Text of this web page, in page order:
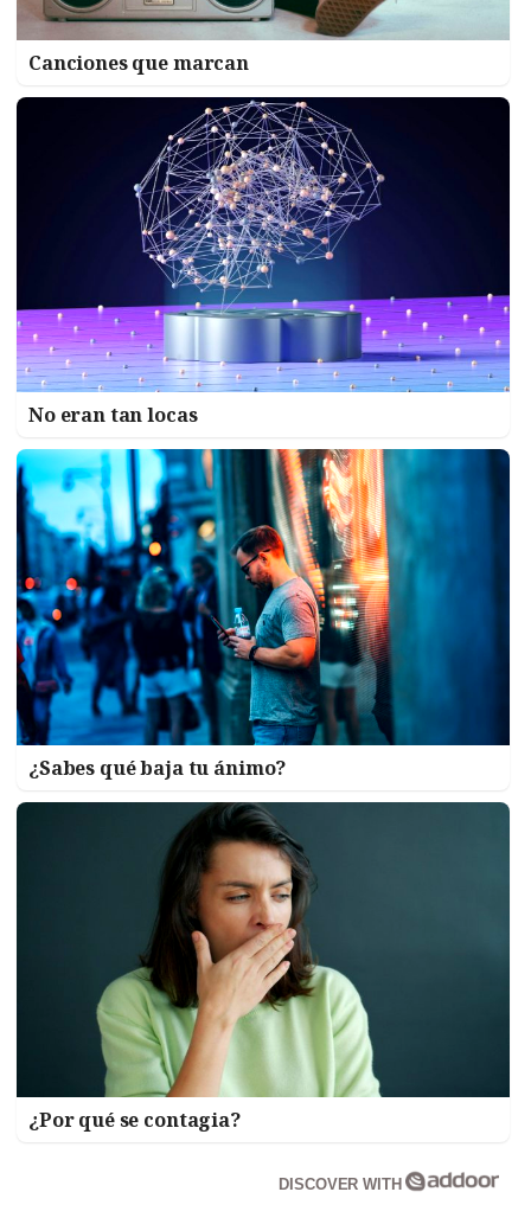
Canciones que marcan
No eran tan locas
¿Sabes qué baja tu ánimo?
¿Por qué se contagia?
DISCOVER WITH